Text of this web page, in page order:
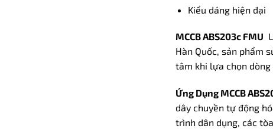
Kiểu dáng hiện đại
MCCB ABS203c FMU
Hàn Quốc, sản phẩm
tâm khi lựa chọn dòng
Ứng Dụng MCCB
dây chuyền tự động
trình dân dụng, các